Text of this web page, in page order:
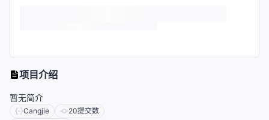
项目介绍
暂无简介
Cangjie 20提交数